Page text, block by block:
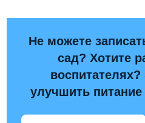
Не можете
сад? Хотите
воспитателях?
улучшить питание